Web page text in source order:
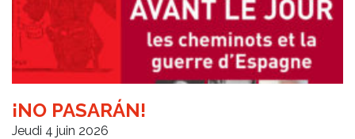
¡NO PASARÁN!
Jeudi 4 juin 2026